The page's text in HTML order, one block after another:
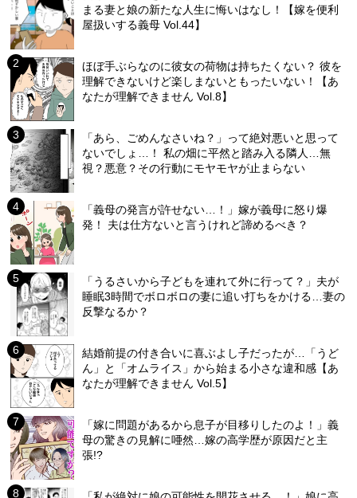
まる妻と娘の新たな人生に悔いはなし！【嫁を便利
屋扱いする義母 Vol.44】
ほぼ手ぶらなのに彼女の荷物は持ちたくない？ 彼を
理解できないけど楽しまないともったいない！【あ
なたが理解できません Vol.8】
「あら、ごめんなさいね？」って絶対悪いと思って
ないでしょ…！ 私の畑に平然と踏み入る隣人…無
視？悪意？その行動にモヤモヤが止まらない
「義母の発言が許せない…！」嫁が義母に怒り爆
発！ 夫は仕方ないと言うけれど諦めるべき？
「うるさいから子どもを連れて外に行って？」夫が
睡眠3時間でボロボロの妻に追い打ちをかける…妻の
反撃なるか？
結婚前提の付き合いに喜ぶよし子だったが…「うど
ん」と「オムライス」から始まる小さな違和感【あ
なたが理解できません Vol.5】
「嫁に問題があるから息子が目移りしたのよ！」義
母の驚きの見解に唖然…嫁の高学歴が原因だと主
張!?